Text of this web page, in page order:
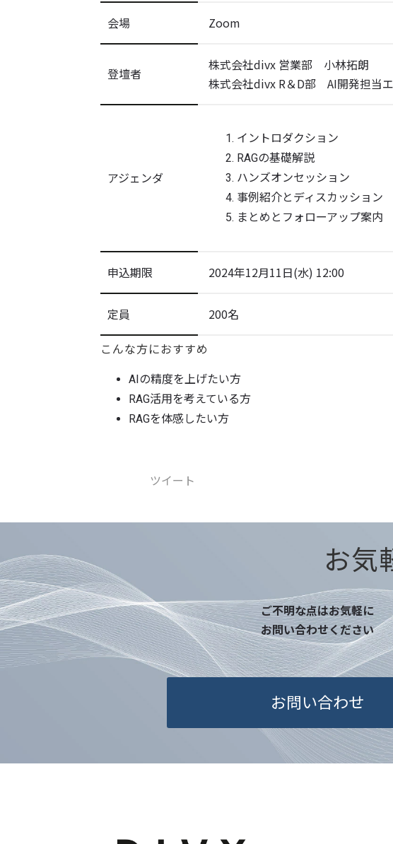
会場 Zoom
登壇者
株式会社divx 営業部 小林拓朗
株式会社divx R＆D部 AI開発担当
アジェンダ
イントロダクション
RAGの基礎解説
ハンズオンセッション
事例紹介とディスカッション
まとめとフォローアップ案内
申込期限 2024年12月11日(水) 12:00
定員 200名
こんな方におすすめ
AIの精度を上げたい方
RAG活用を考えている方
RAGを体感したい方
ツイート
お気
ご不明な点はお気軽に
お問い合わせください
お問い合わせ